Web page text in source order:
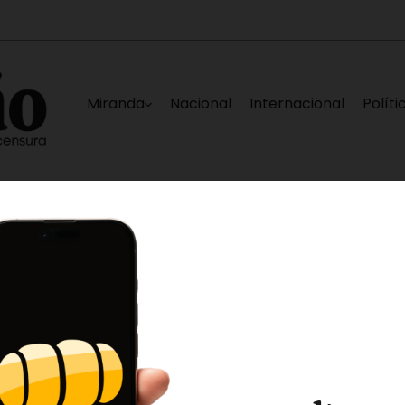
Miranda Nacional Internacional
Rehabilitan UEE Anita Espinal y UEE